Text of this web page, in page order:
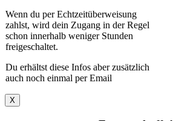
Wenn du per Echtzeitüberweisung
zahlst, wird dein Zugang in der Regel
schon innerhalb weniger Stunden
freigeschaltet.
Du erhältst diese Infos aber zusätzlich
auch noch einmal per Email
X